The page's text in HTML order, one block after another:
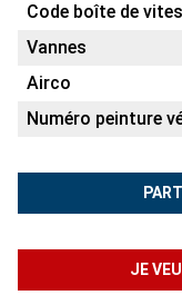
Code boîte de
Vannes
Airco
Numéro peinture
JE